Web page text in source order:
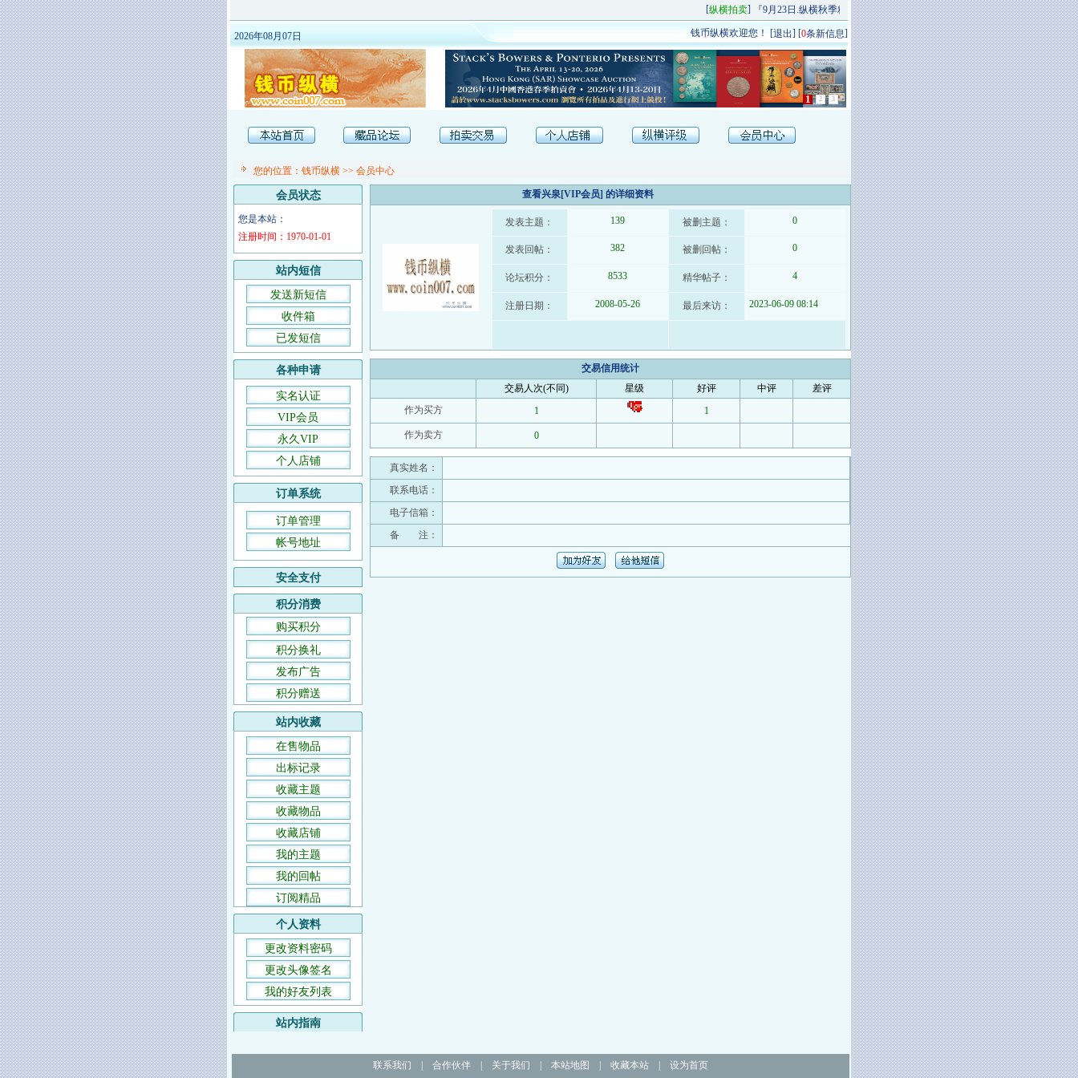
纵横拍卖]『9月23日.纵横秋季精品场P场』 今日上新！[纵横拍卖]9月20日.纵横秋季杂
2026年08月07日 钱币纵横欢迎您！ [退出] [0条新信息]
1 2 3
您的位置： 钱币纵横 >> 会员中心
会员状态
您是本站：
注册时间：1970-01-01
站内短信
发送新短信
收件箱
已发短信
各种申请
实名认证
VIP会员
永久VIP
个人店铺
订单系统
订单管理
帐号地址
安全支付
积分消费
购买积分
积分换礼
发布广告
积分赠送
站内收藏
在售物品
出标记录
收藏主题
收藏物品
收藏店铺
我的主题
我的回帖
订阅精品
个人资料
更改资料密码
更改头像签名
我的好友列表
站内指南
查看兴泉[VIP会员] 的详细资料
发表主题： 139 被删主题： 0
发表回帖： 382 被删回帖： 0
论坛积分： 8533 精华帖子： 4
注册日期： 2008-05-26 最后来访： 2023-06-09 08:14
交易信用统计
交易人次(不同)
星级 好评 中评
差评
作为买方
1 1
作为卖方 0
真实姓名：
联系电话：
电子信箱：
备 注：
联系我们 合作伙伴 关于我们 本站地图 收藏本站 设为首页